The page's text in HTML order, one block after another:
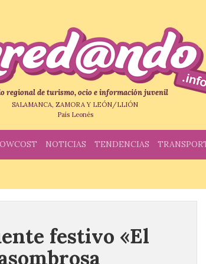
regional de turismo, ocio e información juvenil
SALAMANCA, ZAMORA Y LEÓN/LLIÓN
País Leonés
NOTICIAS TENDENCIAS
festivo «El